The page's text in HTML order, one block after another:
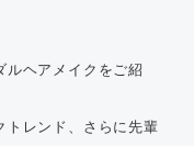
ルヘアメイクをご紹
トレンド、さらに先輩